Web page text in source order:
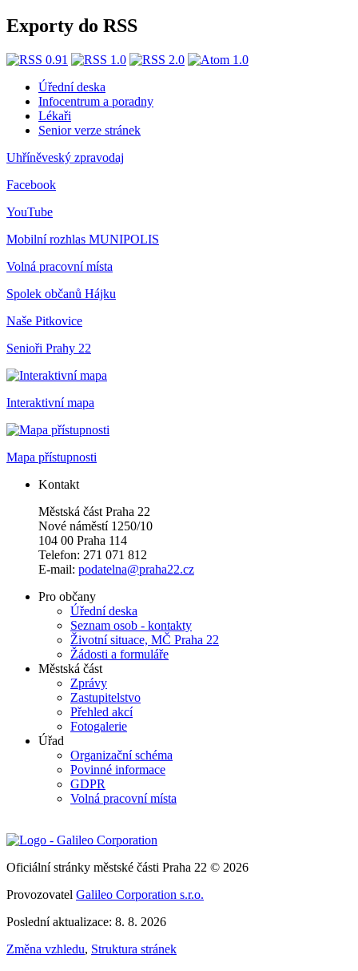
Exporty do RSS
Úřední deska
Infocentrum a poradny
Lékaři
Senior verze stránek
Uhříněveský zpravodaj
Facebook
YouTube
Mobilní rozhlas MUNIPOLIS
Volná pracovní místa
Spolek občanů Hájku
Naše Pitkovice
Senioři Prahy 22
Interaktivní mapa
Mapa přístupnosti
Kontakt
Městská část Praha 22
Nové náměstí 1250/10
104 00 Praha 114
Telefon: 271 071 812
E-mail: podatelna@praha22.cz
Pro občany
Úřední deska
Seznam osob - kontakty
Životní situace, MČ Praha 22
Žádosti a formuláře
Městská část
Zprávy
Zastupitelstvo
Přehled akcí
Fotogalerie
Úřad
Organizační schéma
Povinné informace
GDPR
Volná pracovní místa
Oficiální stránky městské části Praha 22 © 2026
Provozovatel Galileo Corporation s.r.o.
Poslední aktualizace: 8. 8. 2026
Změna vzhledu, Struktura stránek